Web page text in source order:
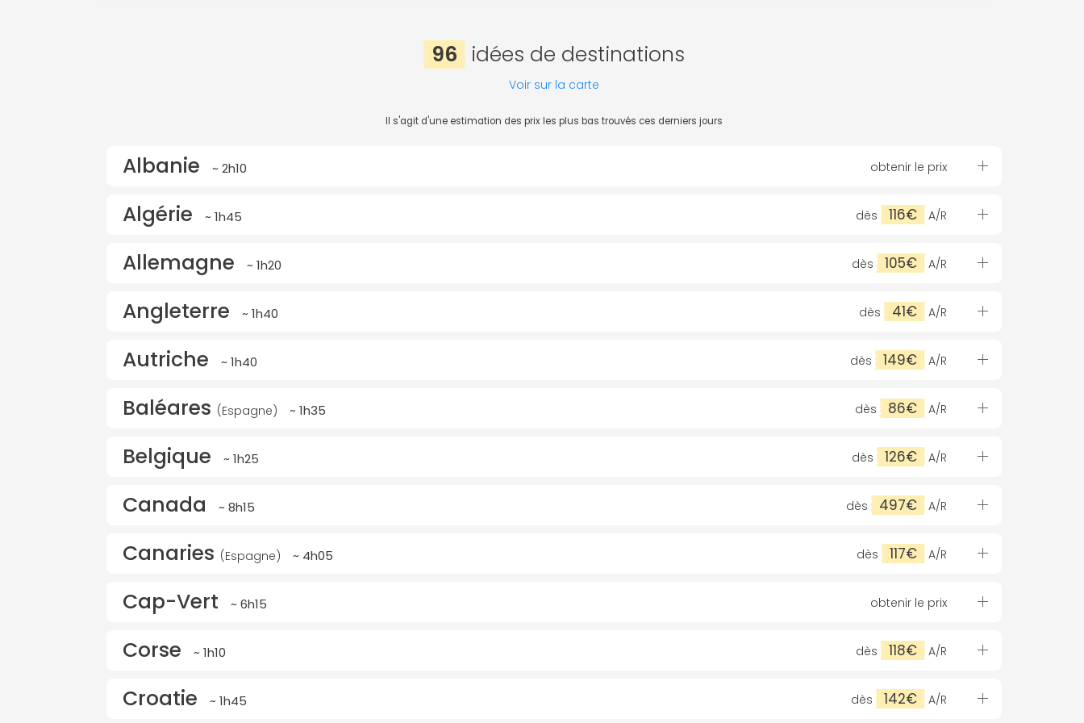
96 idées de destinations
Voir sur la carte
Il s'agit d'une estimation des prix les plus bas trouvés ces derniers jours
Albanie ~ 2h10 obtenir le prix
Algérie ~ 1h45 dès 116€ A/R
Allemagne ~ 1h20 dès 105€ A/R
Angleterre ~ 1h40 dès 41€ A/R
Autriche ~ 1h40 dès 149€ A/R
Baléares (Espagne) ~ 1h35 dès 86€ A/R
Belgique ~ 1h25 dès 126€ A/R
Canada ~ 8h15 dès 497€ A/R
Canaries (Espagne) ~ 4h05 dès 117€ A/R
Cap-Vert ~ 6h15 obtenir le prix
Corse ~ 1h10 dès 118€ A/R
Croatie ~ 1h45 dès 142€ A/R